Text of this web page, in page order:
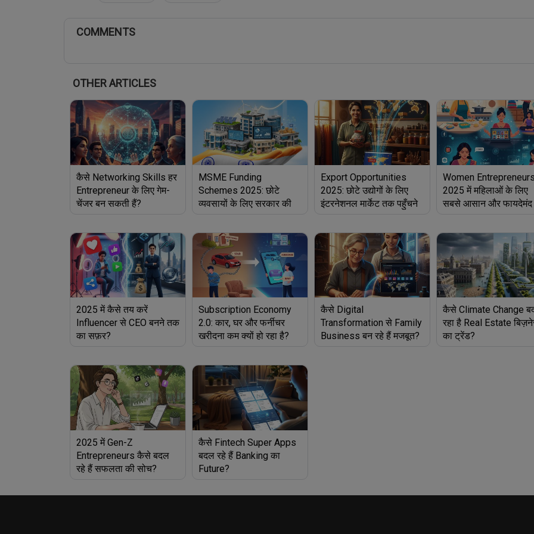
COMMENTS
OTHER ARTICLES
कैसे Networking Skills हर
Entrepreneur के लिए गेम-
चेंजर बन सकती हैं?
MSME Funding
Schemes 2025: छोटे
व्यवसायों के लिए सरकार की
Export Opportunities
2025: छोटे उद्योगों के लिए
इंटरनेशनल मार्केट तक पहुँचने
Women
2025 में महिलाओं के लिए
सबसे आसान और फायदेमंद
2025 में कैसे तय करें
Influencer से CEO बनने तक
का सफ़र?
Subscription Economy
2.0: कार, घर और फर्नीचर
खरीदना कम क्यों हो रहा है?
कैसे Digital
Transformation से Family
Business बन रहे हैं मजबूत?
कैसे Climate Change
रहा है Real Estate
का ट्रेंड?
2025 में Gen-Z
Entrepreneurs कैसे बदल
रहे हैं सफलता की सोच?
कैसे Fintech Super Apps
बदल रहे हैं Banking का
Future?